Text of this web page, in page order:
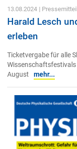
13.08.2024 |
Harald Lesch
erleben
Ticketvergabe für alle
August
mehr...